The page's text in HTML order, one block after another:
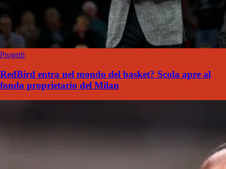
Progetti
RedBird entra nel mondo del basket? Scola apre al
fondo proprietario del Milan